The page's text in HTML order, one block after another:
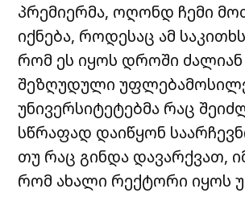
პრემიერმა, ოღონდ ჩემი
იქნება, როდესაც ამ
რომ ეს იყოს დროში
შეზღუდული
უნივერსიტეტებმა რაც
სწრაფად დაიწყონ
თუ რაც გინდა დავარქვათ,
რომ ახალი რექტორი იყოს